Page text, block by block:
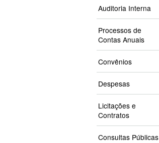
Auditoria Interna
Processos de
Contas Anuais
Convênios
Despesas
Licitações e
Contratos
Consultas Públicas